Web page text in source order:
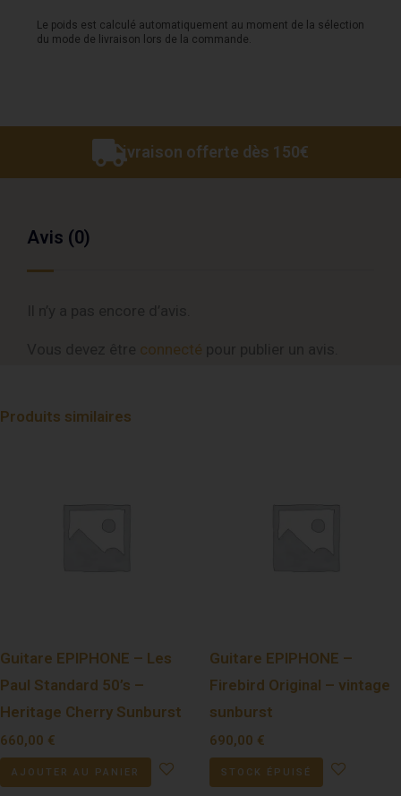
Le poids est calculé automatiquement au moment de la sélection
du mode de livraison lors de la commande.
Livraison offerte dès 150€
Avis (0)
connecté
Produits similaires
Guitare EPIPHONE – Les
Paul Standard 50’s –
Heritage Cherry Sunburst
660,00 €
AJOUTER AU PANIER
Guitare EPIPHONE –
Firebird Original – vintage
sunburst
690,00 €
STOCK ÉPUISÉ